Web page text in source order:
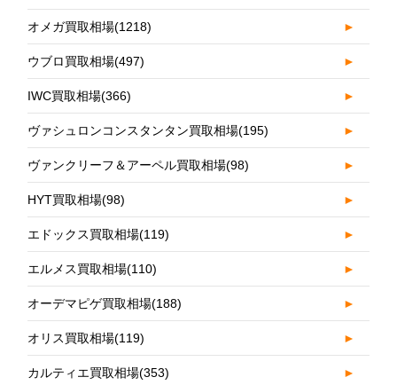
オメガ買取相場(1218) ►
ウブロ買取相場(497) ►
IWC買取相場(366) ►
ヴァシュロンコンスタンタン買取相場(195) ►
ヴァンクリーフ＆アーペル買取相場(98) ►
HYT買取相場(98) ►
エドックス買取相場(119) ►
エルメス買取相場(110) ►
オーデマピゲ買取相場(188) ►
オリス買取相場(119) ►
カルティエ買取相場(353) ►